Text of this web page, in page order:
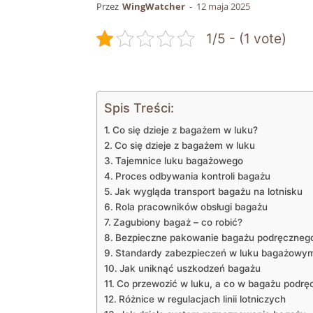
Przez WingWatcher - 12 maja 2025
1/5 - (1 vote)
Spis Treści:
Co⁤ się dzieje z bagażem w luku?
Co się ‌dzieje z bagażem w luku
Tajemnice luku⁣ bagażowego
Proces odbywania kontroli bagażu
Jak ​wygląda⁣ transport bagażu‌ na ‌lotnisku
Rola pracowników obsługi bagażu
Zagubiony bagaż –​ co ‌robić?
Bezpieczne pakowanie‍ bagażu
Standardy⁢ zabezpieczeń ⁤w‍ luku
Jak uniknąć uszkodzeń bagażu
Co ‍przewozić w luku, a co w bagażu
Różnice w regulacjach ‍linii lotniczych